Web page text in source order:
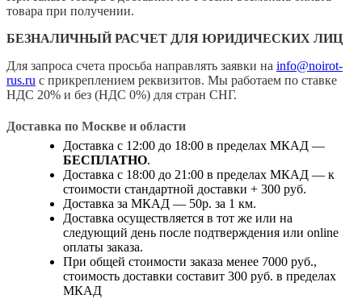
товара при получении.
БЕЗНАЛИЧНЫЙ РАСЧЕТ ДЛЯ ЮРИДИЧЕСКИХ ЛИЦ
Для запроса счета просьба направлять заявки на info@noirot-
rus.ru с прикреплением реквизитов. Мы работаем по ставке
НДС 20% и без (НДС 0%) для стран СНГ.
Доставка по Москве и области
Доставка с 12:00 до 18:00 в пределах МКАД —
БЕСПЛАТНО.
Доставка с 18:00 до 21:00 в пределах МКАД — к
стоимости стандартной доставки + 300 руб.
Доставка за МКАД — 50р. за 1 км.
Доставка осуществляется в тот же или на
следующий день после подтверждения или online
оплаты заказа.
При общей стоимости заказа менее 7000 руб.,
стоимость доставки составит 300 руб. в пределах
МКАД